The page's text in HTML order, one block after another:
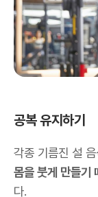
공복 유지하기
각종 기름진 설
몸을 붓게 만들기
다.